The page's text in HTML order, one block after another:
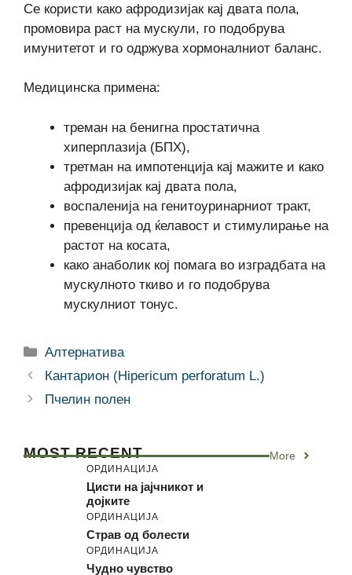
Се користи како афродизијак кај двата пола,
промовира раст на мускули, го подобрува
имунитетот и го одржува хормоналниот баланс.
Медицинска примена:
треман на бенигна простатична
хиперплазија (БПХ),
третман на импотенција кај мажите и како
афродизијак кај двата пола,
воспаленија на генитоуринарниот тракт,
превенција од ќелавост и стимулирање на
растот на косата,
како анаболик кој помага во изградбата на
мускулното ткиво и го подобрува
мускулниот тонус.
Categories
Алтернатива
Кантарион (Hipericum perforatum L.)
Пчелин полен
MOST RECENT More
ОРДИНАЦИЈА
Цисти на јајчникот и
дојките
ОРДИНАЦИЈА
Страв од болести
ОРДИНАЦИЈА
Чудно чувство